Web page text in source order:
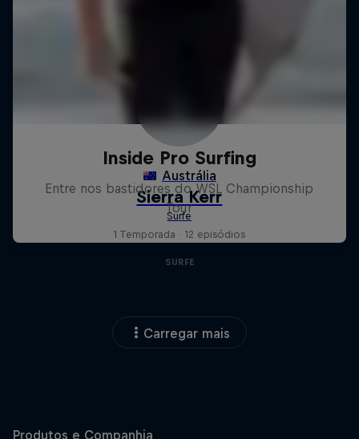
Inside Pro Surfing
Entre nos bastidores do WSL Championship
Tour
1 Temporada · 12 episódios
SURFE
Carregar mais